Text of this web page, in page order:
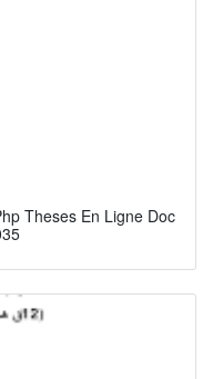
Theses En Ligne Doc